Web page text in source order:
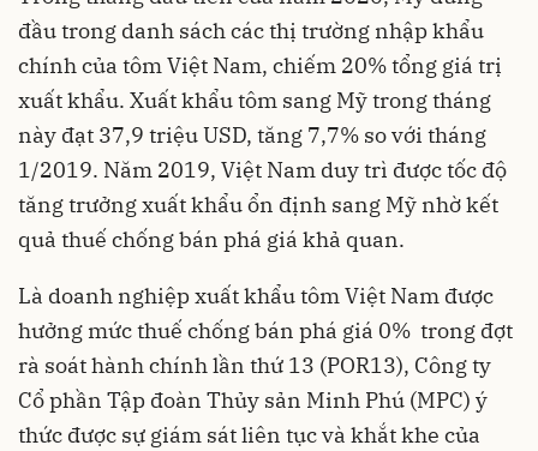
đầu trong danh sách các thị trường nhập khẩu
chính của tôm Việt Nam, chiếm 20% tổng giá trị
xuất khẩu. Xuất khẩu tôm sang Mỹ trong tháng
này đạt 37,9 triệu USD, tăng 7,7% so với tháng
1/2019. Năm 2019, Việt Nam duy trì được tốc độ
tăng trưởng xuất khẩu ổn định sang Mỹ nhờ kết
quả thuế chống bán phá giá khả quan.
Là doanh nghiệp xuất khẩu tôm Việt Nam được
hưởng mức thuế chống bán phá giá 0% trong đợt
rà soát hành chính lần thứ 13 (POR13), Công ty
Cổ phần Tập đoàn Thủy sản Minh Phú (MPC) ý
thức được sự giám sát liên tục và khắt khe của